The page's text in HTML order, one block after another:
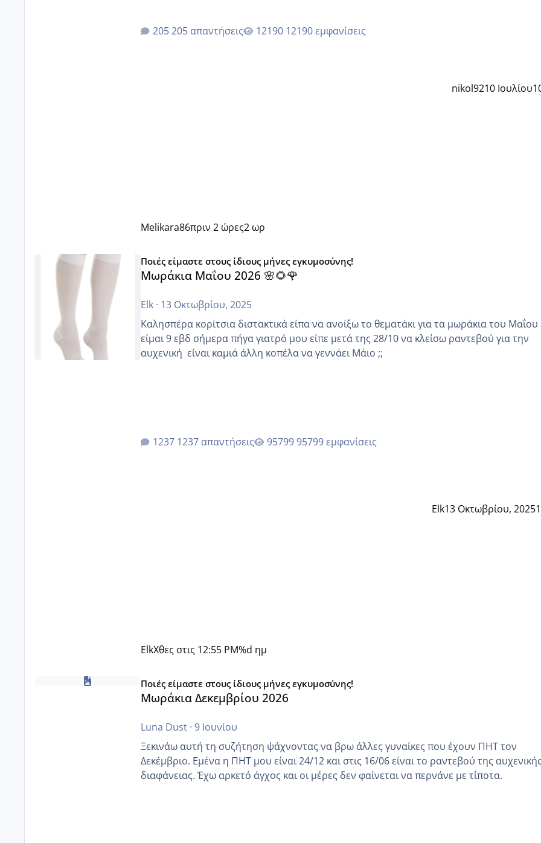
205 απαντήσεις 12190 εμφανίσεις
nikol9210 Ιουλίου
Melikara86πριν 2 ώρες2 ωρ
Μωράκια Μαΐου 2026 🌸🌻🌹
Ποιές είμαστε στους ίδιους μήνες εγκυμοσύνης!
Μωράκια Μαΐου 2026 🌸🌻🌹
Elk· 13 Οκτωβρίου, 2025
Καλησπέρα κορίτσια διστακτικά είπα να ανοίξω το θεματάκι για τα μωράκια του Μαΐου εγώ
είμαι 9 εβδ σήμερα πήγα γιατρό μου είπε μετά της 28/10 να κλείσω ραντεβού για την
αυχενική είναι καμιά άλλη κοπέλα να γεννάει Μάιο ;;
1237 απαντήσεις 95799 εμφανίσεις
Elk13 Οκτωβρίου, 2025
ElkΧθες στις 12:55 PM%d ημ
Μωράκια Δεκεμβρίου 2026
Ποιές είμαστε στους ίδιους μήνες εγκυμοσύνης!
Μωράκια Δεκεμβρίου 2026
Luna Dust· 9 Ιουνίου
Ξεκινάω αυτή τη συζήτηση ψάχνοντας να βρω άλλες γυναίκες που έχουν ΠΗΤ τον
Δεκέμβριο. Εμένα η ΠΗΤ μου είναι 24/12 και στις 16/06 είναι το ραντεβού της αυχενικής
διαφάνειας. Έχω αρκετό άγχος και οι μέρες δεν φαίνεται να περνάνε με τίποτα.